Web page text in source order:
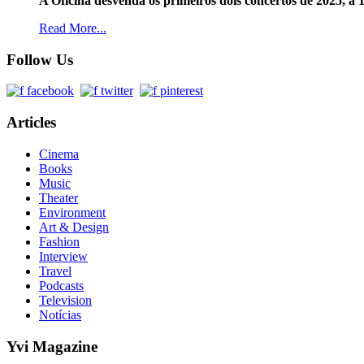
Read More...
Follow Us
Articles
Cinema
Books
Music
Theater
Environment
Art & Design
Fashion
Interview
Travel
Podcasts
Television
Notícias
Yvi Magazine